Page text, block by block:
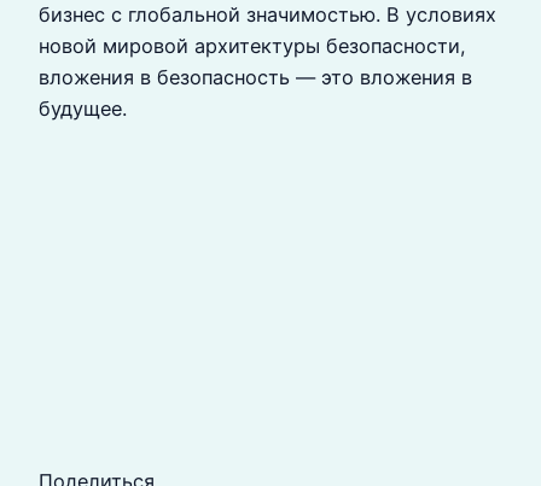
бизнес с глобальной значимостью. В условиях
новой мировой архитектуры безопасности,
вложения в безопасность — это вложения в
будущее.
Поделиться